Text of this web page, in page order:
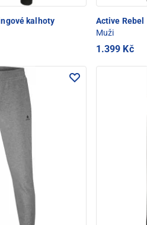
kalhoty
Active Rebel
Muži
1.399 Kč